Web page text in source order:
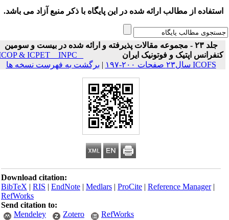
استفاده از مطالب ارائه شده در این پایگاه با ذکر منبع آزاد می باشد.
جلد ۲۳ - مجموعه مقالات پذیرفته و ارائه شده در بیست و سومین
کنفرانس اپتیک و فوتونیک ایران
ICOP & ICPET _ INPC _
ICOFS سال۲۳ صفحات ۲۰۰-۱۹۷
| برگشت به فهرست نسخه ها
Download citation:
BibTeX|RIS|EndNote|Medlars|ProCite|Reference Manager
RefWorks
Send citation to:
Mendeley
Zotero RefWorks